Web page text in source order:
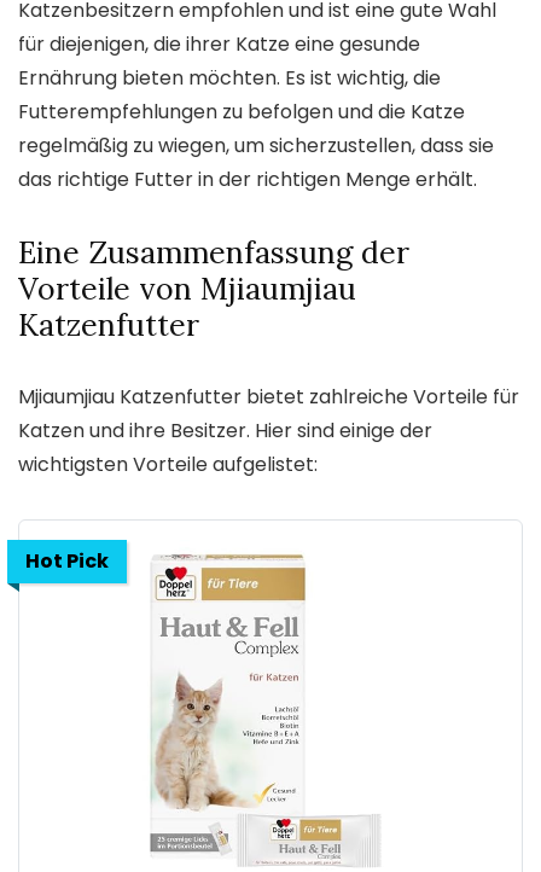
Katzenbesitzern empfohlen und ist eine gute Wahl
für diejenigen, die ihrer Katze eine gesunde
Ernährung bieten möchten. Es ist wichtig, die
Futterempfehlungen zu befolgen und die Katze
regelmäßig zu wiegen, um sicherzustellen, dass sie
das richtige Futter in der richtigen Menge erhält.
Eine Zusammenfassung der
Vorteile von Mjiaumjiau
Katzenfutter
Mjiaumjiau Katzenfutter bietet zahlreiche Vorteile für
Katzen und ihre Besitzer. Hier sind einige der
wichtigsten Vorteile aufgelistet:
Hot Pick